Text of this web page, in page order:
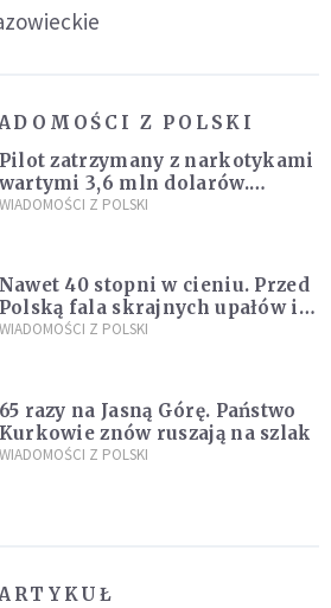
Z POLSKI
Pilot zatrzymany z narkotykami
wartymi 3,6 mln dolarów.
Śledczy podejrzewają, że latał
WIADOMOŚCI Z POLSKI
Nawet 40 stopni w cieniu. Przed
Polską fala skrajnych upałów i
gwałtowne burze
WIADOMOŚCI Z POLSKI
65 razy na Jasną Górę. Państwo
Kurkowie znów ruszają na szlak
WIADOMOŚCI Z POLSKI